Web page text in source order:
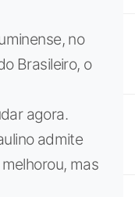
no
Brasileiro, o
agora.
admite
mas